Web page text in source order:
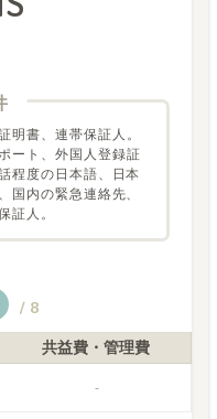
明書、連帯保証人。
ート、外国人登録証
程度の日本語、日本
国内の緊急連絡先、
証人。
/ 8
共益費・管理費
-